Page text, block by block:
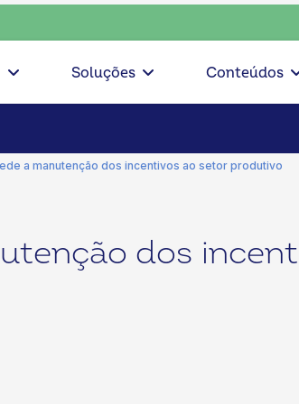
o coop • escolha consciente,
Soluções Conteúdos
a manutenção dos incentivos ao setor produtivo
dos